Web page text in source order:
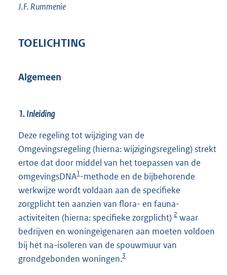
J.F. Rummenie
TOELICHTING
Algemeen
1. Inleiding
Deze regeling tot wijziging van de
Omgevingsregeling (hierna: wijzigingsregeling) strekt
ertoe dat door middel van het toepassen van de
omgevingsDNA1-methode en de bijbehorende
werkwijze wordt voldaan aan de specifieke
zorgplicht ten aanzien van flora- en fauna-
activiteiten (hierna: specifieke zorgplicht) 2 waar
bedrijven en woningeigenaren aan moeten voldoen
bij het na-isoleren van de spouwmuur van
grondgebonden woningen.3